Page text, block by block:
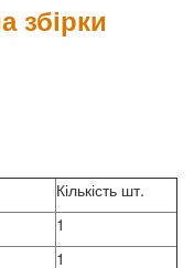
збірки
Кількість шт.
1
1